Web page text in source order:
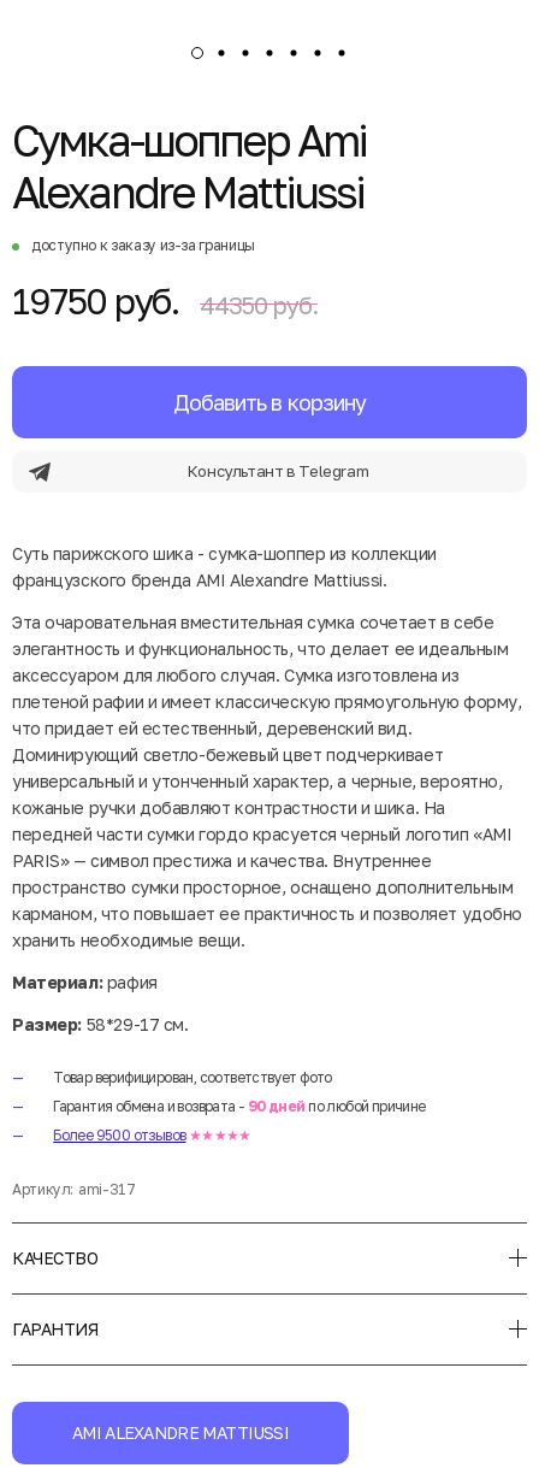
Сумка-шоппер Ami
Alexandre Mattiussi
доступно к заказу из-за границы
19750 руб. 44350 руб.
Добавить в корзину
Консультант в Telegram
Суть парижского шика - сумка-шоппер из коллекции
французского бренда AMI Alexandre Mattiussi.
Эта очаровательная вместительная сумка сочетает в себе
элегантность и функциональность, что делает ее идеальным
аксессуаром для любого случая. Сумка изготовлена ​​из
плетеной рафии и имеет классическую прямоугольную форму,
что придает ей естественный, деревенский вид.
Доминирующий светло-бежевый цвет подчеркивает
универсальный и утонченный характер, а черные, вероятно,
кожаные ручки добавляют контрастности и шика. На
передней части сумки гордо красуется черный логотип «AMI
PARIS» — символ престижа и качества. Внутреннее
пространство сумки просторное, оснащено дополнительным
карманом, что повышает ее практичность и позволяет удобно
хранить необходимые вещи.
Материал:рафия
Размер: 58*29-17 см.
Товар верифицирован, соответствует фото
Гарантия обмена и возврата - 90 дней по любой причине
Более 9500 отзывов ★★★★★
Артикул: ami-317
КАЧЕСТВО
ГАРАНТИЯ
AMI ALEXANDRE MATTIUSSI